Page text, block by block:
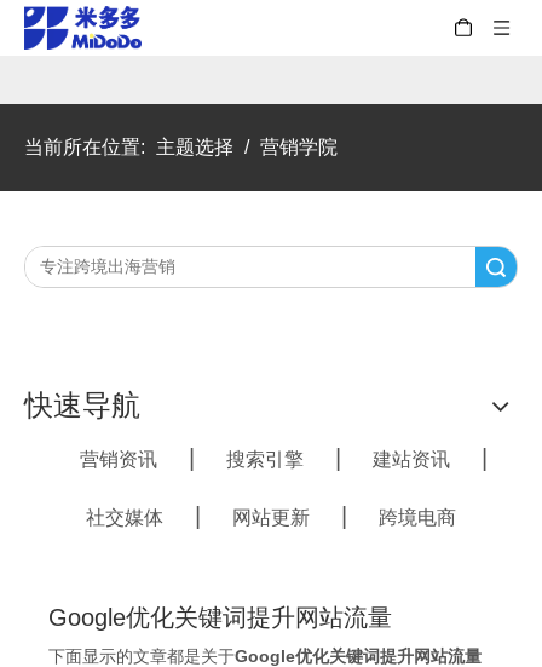
当前所在位置: 主题选择 / 营销学院
快速导航
营销资讯 搜索引擎 建站资讯
社交媒体 网站更新 跨境电商
Google优化关键词提升网站流量
下面显示的文章都是关于Google优化关键词提升网站流量